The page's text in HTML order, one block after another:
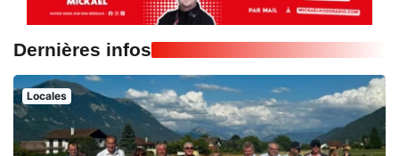
Dernières infos
Locales